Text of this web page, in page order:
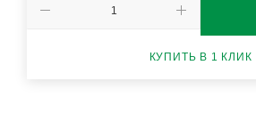
КУПИТЬ В 1 КЛИК